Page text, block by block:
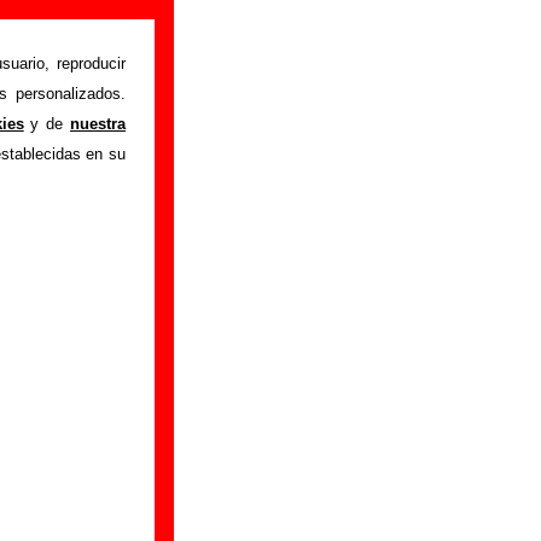
reproducir
personalizados.
y denuestra
en su
información)
me enseñen la
sobre